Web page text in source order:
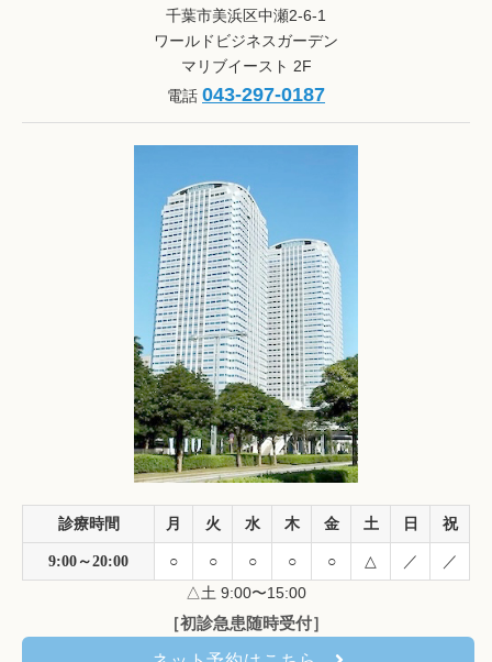
千葉市美浜区中瀬2-6-1
ワールドビジネスガーデン
マリブイースト 2F
電話 043-297-0187
診療時間 月 火 水 木 金 土 日 祝
9:00～20:00 ○ ○ ○ ○ ○ △ ／ ／
△土 9:00〜15:00
［初診急患随時受付］